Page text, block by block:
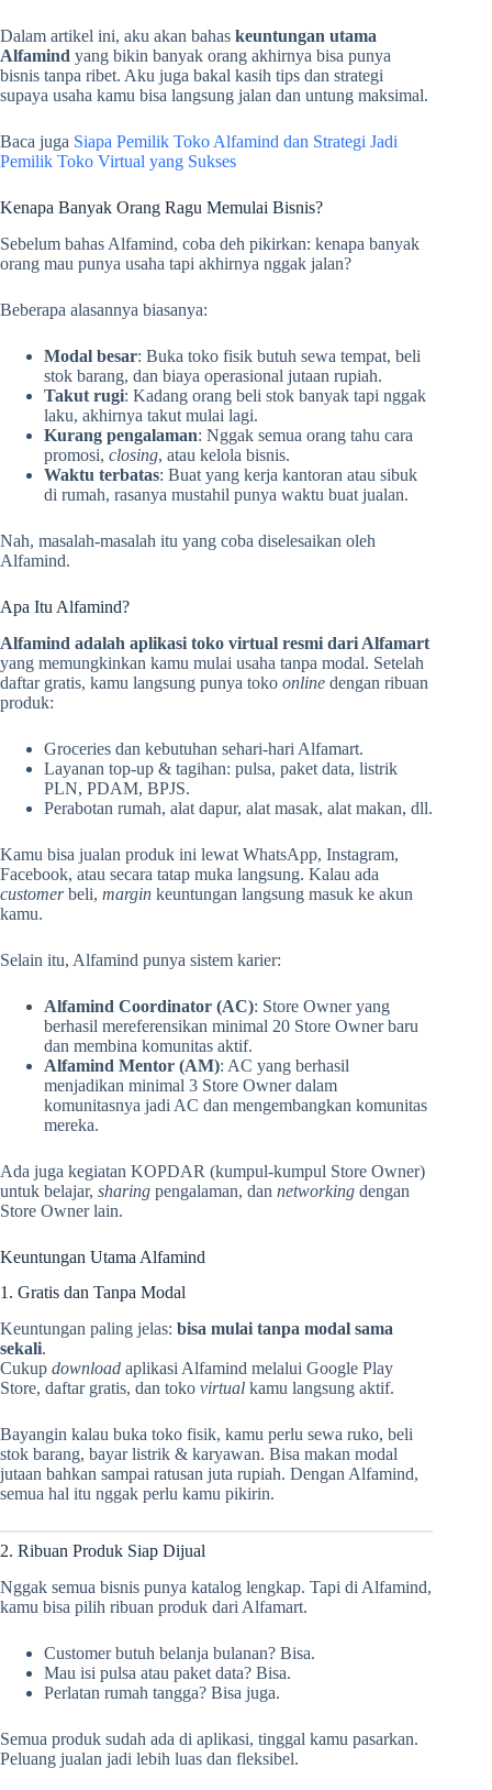
Dalam artikel ini, aku akan bahas keuntungan utama
Alfamind yang bikin banyak orang akhirnya bisa punya
bisnis tanpa ribet. Aku juga bakal kasih tips dan strategi
supaya usaha kamu bisa langsung jalan dan untung maksimal.
Baca juga Siapa Pemilik Toko Alfamind dan Strategi Jadi
Pemilik Toko Virtual yang Sukses
Kenapa Banyak Orang Ragu Memulai Bisnis?
Sebelum bahas Alfamind, coba deh pikirkan: kenapa banyak
orang mau punya usaha tapi akhirnya nggak jalan?
Beberapa alasannya biasanya:
Modal besar: Buka toko fisik butuh sewa tempat, beli
stok barang, dan biaya operasional jutaan rupiah.
Takut rugi: Kadang orang beli stok banyak tapi nggak
laku, akhirnya takut mulai lagi.
Kurang pengalaman: Nggak semua orang tahu cara
promosi, closing, atau kelola bisnis.
Waktu terbatas: Buat yang kerja kantoran atau sibuk
di rumah, rasanya mustahil punya waktu buat jualan.
Nah, masalah-masalah itu yang coba diselesaikan oleh
Alfamind.
Apa Itu Alfamind?
Alfamind adalah aplikasi toko virtual resmi dari Alfamart
yang memungkinkan kamu mulai usaha tanpa modal. Setelah
daftar gratis, kamu langsung punya toko online dengan ribuan
produk:
Groceries dan kebutuhan sehari-hari Alfamart.
Layanan top-up & tagihan: pulsa, paket data, listrik
PLN, PDAM, BPJS.
Perabotan rumah, alat dapur, alat masak, alat makan, dll.
Kamu bisa jualan produk ini lewat WhatsApp, Instagram,
Facebook, atau secara tatap muka langsung. Kalau ada
customerbeli, margin keuntungan langsung masuk ke akun
kamu.
Selain itu, Alfamind punya sistem karier:
Alfamind Coordinator (AC): Store Owner yang
berhasil mereferensikan minimal 20 Store Owner baru
dan membina komunitas aktif.
Alfamind Mentor (AM): AC yang berhasil
menjadikan minimal 3 Store Owner dalam
komunitasnya jadi AC dan mengembangkan komunitas
mereka.
Ada juga kegiatan KOPDAR (kumpul-kumpul Store Owner)
untuk belajar, sharing pengalaman, dan networking dengan
Store Owner lain.
Keuntungan Utama Alfamind
1. Gratis dan Tanpa Modal
Keuntungan paling jelas: bisa mulai tanpa modal sama
sekali.
Cukup download aplikasi Alfamind melalui Google Play
Store, daftar gratis, dan toko virtual kamu langsung aktif.
Bayangin kalau buka toko fisik, kamu perlu sewa ruko, beli
stok barang, bayar listrik & karyawan. Bisa makan modal
jutaan bahkan sampai ratusan juta rupiah. Dengan Alfamind,
semua hal itu nggak perlu kamu pikirin.
2. Ribuan Produk Siap Dijual
Nggak semua bisnis punya katalog lengkap. Tapi di Alfamind,
kamu bisa pilih ribuan produk dari Alfamart.
Customer butuh belanja bulanan? Bisa.
Mau isi pulsa atau paket data? Bisa.
Perlatan rumah tangga? Bisa juga.
Semua produk sudah ada di aplikasi, tinggal kamu pasarkan.
Peluang jualan jadi lebih luas dan fleksibel.